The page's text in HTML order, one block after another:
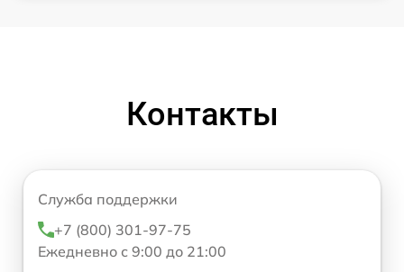
Контакты
Служба поддержки
+7 (800) 301-97-75
Ежедневно с 9:00 до 21:00